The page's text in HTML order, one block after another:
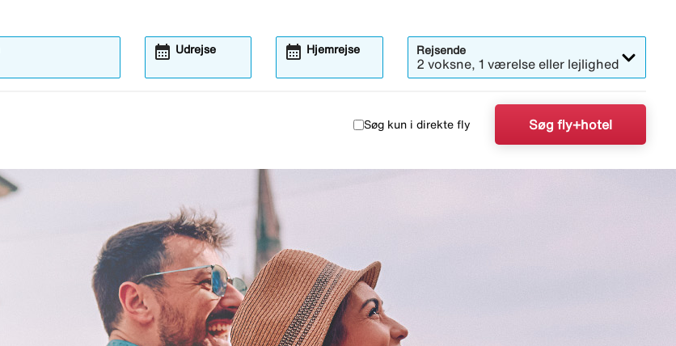
Udrejse
calendar_month Hjemrejse
calendar_month Rejsende
2 voksne, 1 værelse eller lejlighed
Søg kun i direkte fly Søg fly+hotel